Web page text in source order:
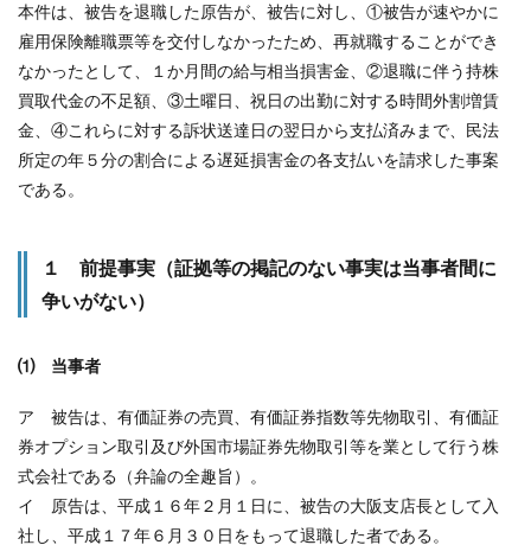
本件は、被告を退職した原告が、被告に対し、①被告が速やかに
雇用保険離職票等を交付しなかったため、再就職することができ
なかったとして、１か月間の給与相当損害金、②退職に伴う持株
買取代金の不足額、③土曜日、祝日の出勤に対する時間外割増賃
金、④これらに対する訴状送達日の翌日から支払済みまで、民法
所定の年５分の割合による遅延損害金の各支払いを請求した事案
である。
１ 前提事実（証拠等の掲記のない事実は当事者間に
争いがない）
⑴ 当事者
ア 被告は、有価証券の売買、有価証券指数等先物取引、有価証
券オプション取引及び外国市場証券先物取引等を業として行う株
式会社である（弁論の全趣旨）。
イ 原告は、平成１６年２月１日に、被告の大阪支店長として入
社し、平成１７年６月３０日をもって退職した者である。